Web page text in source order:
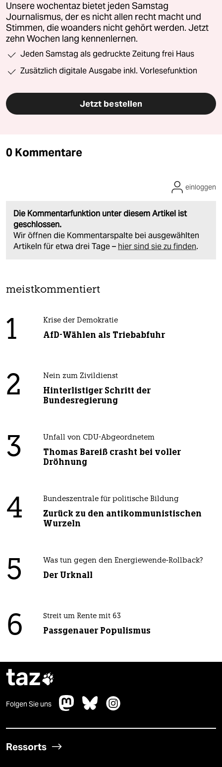
Unsere wochentaz bietet jeden Samstag
Journalismus, der es nicht allen recht macht und
Stimmen, die woanders nicht gehört werden. Jetzt
zehn Wochen lang kennenlernen.
Jeden Samstag als gedruckte Zeitung frei Haus
Zusätzlich digitale Ausgabe inkl. Vorlesefunktion
Jetzt bestellen
0 Kommentare
Die Kommentarfunktion unter diesem Artikel ist
geschlossen.
Wir öffnen die Kommentarspalte bei ausgewählten
Artikeln für etwa drei Tage – hier sind sie zu finden.
einloggen
meistkommentiert
1 Krise der Demokratie
AfD-Wählen als Triebabfuhr
2 Nein zum Zivildienst
Hinterlistiger Schritt der
Bundesregierung
3 Unfall von CDU-Abgeordnetem
Thomas Bareiß crasht bei voller
Dröhnung
4 Bundeszentrale für politische Bildung
Zurück zu den antikommunistischen
Wurzeln
5 Was tun gegen den Energiewende-Rollback?
Der Urknall
6 Streit um Rente mit 63
Passgenauer Populismus
taz
Folgen Sie uns
Ressorts